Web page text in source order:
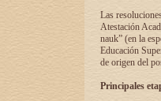
Las
Atestación
nauk” (en la
Educación
de origen del
Principales